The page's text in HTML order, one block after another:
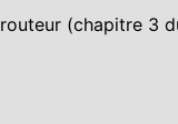
(chapitre 3